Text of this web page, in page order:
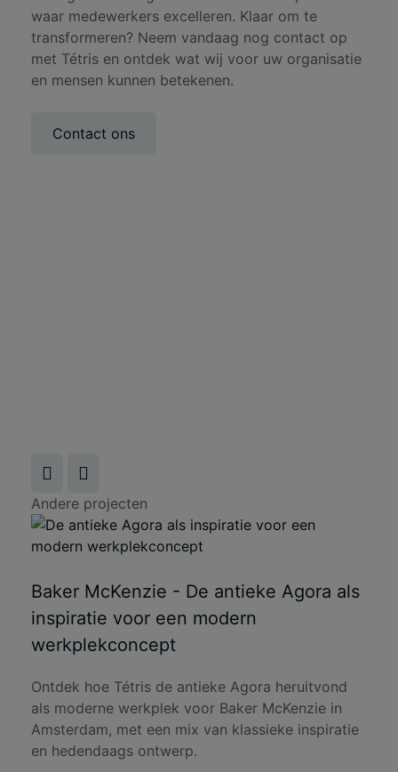
waar medewerkers excelleren. Klaar om te
transformeren? Neem vandaag nog contact op
met Tétris en ontdek wat wij voor uw organisatie
en mensen kunnen betekenen.
Contact ons
Andere projecten
Baker McKenzie - De antieke Agora als
inspiratie voor een modern
werkplekconcept
Ontdek hoe Tétris de antieke Agora heruitvond
als moderne werkplek voor Baker McKenzie in
Amsterdam, met een mix van klassieke inspiratie
en hedendaags ontwerp.